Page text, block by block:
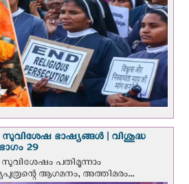
സുവിശേഷ ഭാഷ്യങ്ങള്‍ | വിശുദ്ധ
29
പതിമൂന്നാം
ആഗമനം, അത്തിമരം...